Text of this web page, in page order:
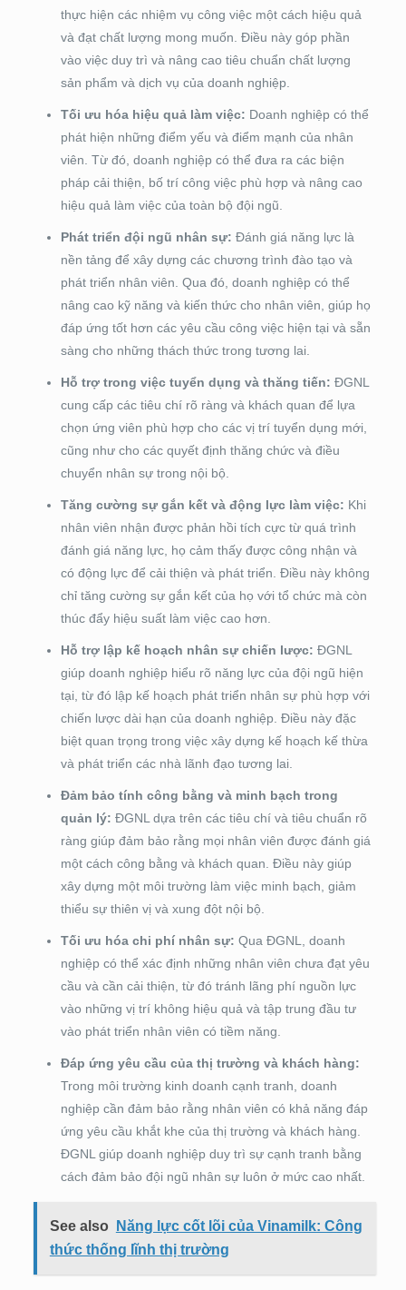
thực hiện các nhiệm vụ công việc một cách hiệu quả
và đạt chất lượng mong muốn. Điều này góp phần
vào việc duy trì và nâng cao tiêu chuẩn chất lượng
sản phẩm và dịch vụ của doanh nghiệp.
Tối ưu hóa hiệu quả làm việc: Doanh nghiệp có thể
phát hiện những điểm yếu và điểm mạnh của nhân
viên. Từ đó, doanh nghiệp có thể đưa ra các biện
pháp cải thiện, bố trí công việc phù hợp và nâng cao
hiệu quả làm việc của toàn bộ đội ngũ.
Phát triển đội ngũ nhân sự: Đánh giá năng lực là
nền tảng để xây dựng các chương trình đào tạo và
phát triển nhân viên. Qua đó, doanh nghiệp có thể
nâng cao kỹ năng và kiến thức cho nhân viên, giúp họ
đáp ứng tốt hơn các yêu cầu công việc hiện tại và sẵn
sàng cho những thách thức trong tương lai.
Hỗ trợ trong việc tuyển dụng và thăng tiến: ĐGNL
cung cấp các tiêu chí rõ ràng và khách quan để lựa
chọn ứng viên phù hợp cho các vị trí tuyển dụng mới,
cũng như cho các quyết định thăng chức và điều
chuyển nhân sự trong nội bộ.
Tăng cường sự gắn kết và động lực làm việc: Khi
nhân viên nhận được phản hồi tích cực từ quá trình
đánh giá năng lực, họ cảm thấy được công nhận và
có động lực để cải thiện và phát triển. Điều này không
chỉ tăng cường sự gắn kết của họ với tổ chức mà còn
thúc đẩy hiệu suất làm việc cao hơn.
Hỗ trợ lập kế hoạch nhân sự chiến lược: ĐGNL
giúp doanh nghiệp hiểu rõ năng lực của đội ngũ hiện
tại, từ đó lập kế hoạch phát triển nhân sự phù hợp với
chiến lược dài hạn của doanh nghiệp. Điều này đặc
biệt quan trọng trong việc xây dựng kế hoạch kế thừa
và phát triển các nhà lãnh đạo tương lai.
Đảm bảo tính công bằng và minh bạch trong
quản lý: ĐGNL dựa trên các tiêu chí và tiêu chuẩn rõ
ràng giúp đảm bảo rằng mọi nhân viên được đánh giá
một cách công bằng và khách quan. Điều này giúp
xây dựng một môi trường làm việc minh bạch, giảm
thiểu sự thiên vị và xung đột nội bộ.
Tối ưu hóa chi phí nhân sự: Qua ĐGNL, doanh
nghiệp có thể xác định những nhân viên chưa đạt yêu
cầu và cần cải thiện, từ đó tránh lãng phí nguồn lực
vào những vị trí không hiệu quả và tập trung đầu tư
vào phát triển nhân viên có tiềm năng.
Đáp ứng yêu cầu của thị trường và khách hàng:
Trong môi trường kinh doanh cạnh tranh, doanh
nghiệp cần đảm bảo rằng nhân viên có khả năng đáp
ứng yêu cầu khắt khe của thị trường và khách hàng.
ĐGNL giúp doanh nghiệp duy trì sự cạnh tranh bằng
cách đảm bảo đội ngũ nhân sự luôn ở mức cao nhất.
See also
Năng lực cốt lõi của Vinamilk: Công
thức thống lĩnh thị trường